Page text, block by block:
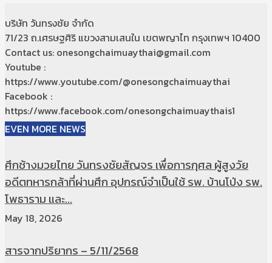
บริษัท วันทรงชัย จำกัด
71/23 ถ.เศรษฐศิริ แขวงสามเสนใน เขตพญาไท กรุงเทพฯ 10400
Contact us: onesongchaimuaythai@gmail.com
Youtube :
https://www.youtube.com/@onesongchaimuaythai
Facebook :
https://www.facebook.com/onesongchaimuaythais1
EVEN MORE NEWS
ศึกช้างมวยไทย วันทรงชัยสัญจร เพื่อการกุศล ผู้สูงวัย
อดีตทหารกล้าที่ผ่านศึก อุปกรณ์จำเป็นใช้ รพ. บ้านโป่ง รพ.
โพธาราม และ...
May 18, 2026
สารจากปริยากร – 5/11/2568